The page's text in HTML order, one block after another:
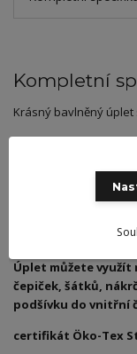
Kompletní
Krásný bavlněný
gramáž 180g/m2
šíře 160cm (+/- 5cm)
Úplet můžete
čepiček, šátků,
podšívku do vnitřní
certifikát Öko-Tex